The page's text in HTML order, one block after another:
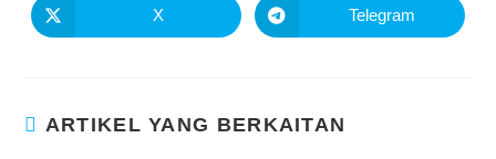
X Telegram
ARTIKEL YANG BERKAITAN